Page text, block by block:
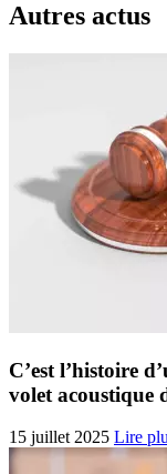
Autres actus
C’est l’histoire
volet acoustique
15 juillet 2025 Lire